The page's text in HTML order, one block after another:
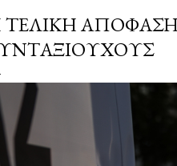
ΑΠΌΦΑΣΗ